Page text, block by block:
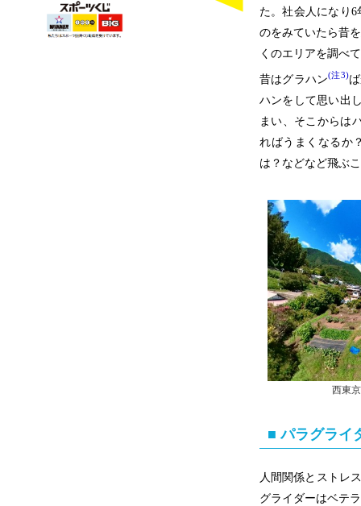
た。社会人になり
のをみていたら昔
くのエリアを調べ
昔はグラハン(注3)
ハンをして思い出
まい、そこからは
ればうまくなるか
は？などなど飛ぶ
西東
■ パラグライ
人間関係とストレ
グライダーはベテ